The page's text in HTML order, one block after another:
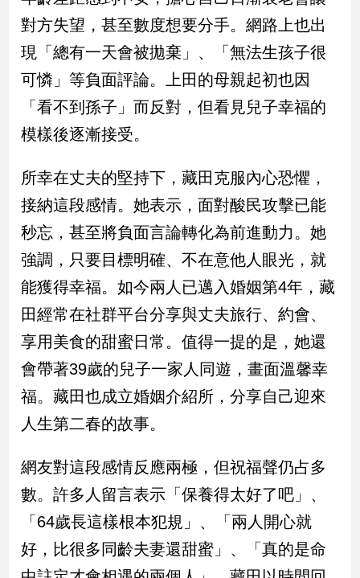
觀
點
南
台
觀
點
娛
樂
娛
樂
星
聞
流
行/
時
尚
追
生
活
築/
對方失望，甚至數度想要分手。網路上也出
現「總有一天會被拋棄」、「無法生孩子很
可憐」等負面評論。上田的母親起初也因
「看不到孫子」而反對，但看見兒子幸福的
模樣後逐漸接受。
所幸在丈夫的堅持下，藏田克服內心恐懼，
接納這段感情。她表示，面對酸民攻擊已能
秒忘，甚至將負面言論轉化為前進動力。她
強調，只要目標明確、不在意他人眼光，就
能獲得幸福。如今兩人已邁入婚姻第4年，藏
田經常在社群平台分享與丈夫旅行、約會、
享用美食的甜蜜日常。值得一提的是，她還
會帶著39歲的兒子一家人同遊，畫面溫馨幸
福。藏田也成立婚姻介紹所，分享自己迎來
人生第二春的故事。
網友對這段感情反應兩極，但祝福聲仍占多
數。許多人留言表示「保養得太好了吧」、
「64歲長這樣根本犯規」、「兩人開心就
好，比很多同齡夫妻還甜蜜」、「真的是命